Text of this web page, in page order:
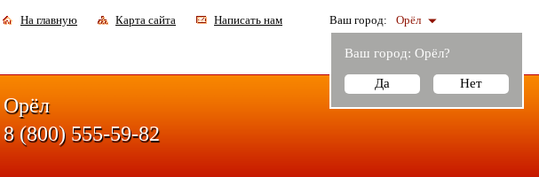
На главную Карта сайта Написать нам Ваш город: Орёл
Ваш город: Орёл?
Да Нет
Орёл
8 (800) 555-59-82